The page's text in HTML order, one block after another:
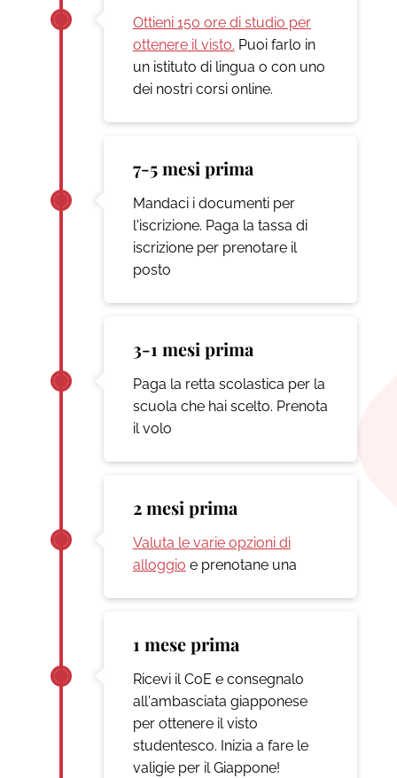
Ottieni 150 ore di studio per
ottenere il visto. Puoi farlo in
un istituto di lingua o con uno
dei nostri corsi online.
7-5 mesi prima
Mandaci i documenti per
l'iscrizione. Paga la tassa di
iscrizione per prenotare il
posto
3-1 mesi prima
Paga la retta scolastica per la
scuola che hai scelto. Prenota
il volo
2 mesi prima
Valuta le varie opzioni di
alloggio e prenotane una
1 mese prima
Ricevi il CoE e consegnalo
all'ambasciata giapponese
per ottenere il visto
studentesco. Inizia a fare le
valigie per il Giappone!